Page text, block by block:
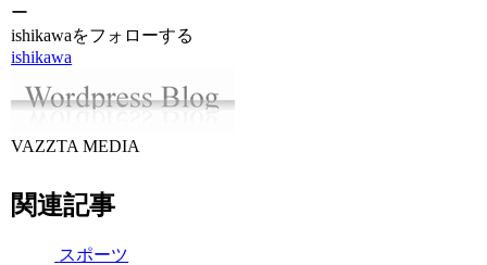
ー
ishikawaをフォローする
ishikawa
VAZZTA MEDIA
関連記事
スポーツ